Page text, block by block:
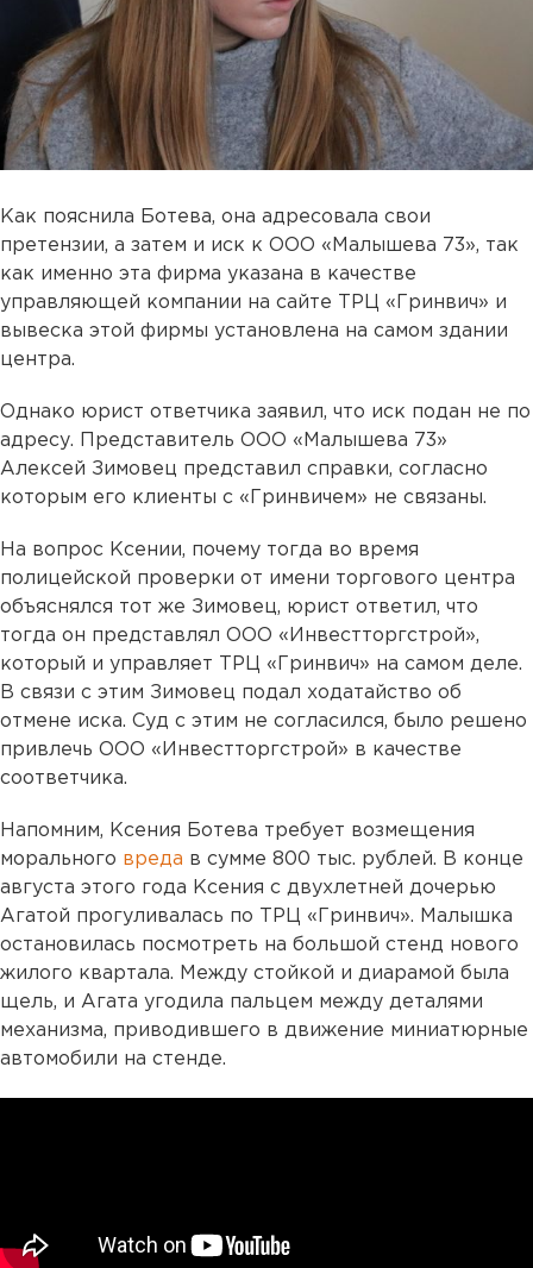
Как пояснила Ботева, она адресовала свои
претензии, а затем и иск к ООО «Малышева 73», так
как именно эта фирма указана в качестве
управляющей компании на сайте ТРЦ «Гринвич» и
вывеска этой фирмы установлена на самом здании
центра.
Однако юрист ответчика заявил, что иск подан не по
адресу. Представитель ООО «Малышева 73»
Алексей Зимовец представил справки, согласно
которым его клиенты с «Гринвичем» не связаны.
На вопрос Ксении, почему тогда во время
полицейской проверки от имени торгового центра
объяснялся тот же Зимовец, юрист ответил, что
тогда он представлял ООО «Инвестторгстрой»,
который и управляет ТРЦ «Гринвич» на самом деле.
В связи с этим Зимовец подал ходатайство об
отмене иска. Суд с этим не согласился, было решено
привлечь ООО «Инвестторгстрой» в качестве
соответчика.
Напомним, Ксения Ботева требует возмещения
морального вреда в сумме 800 тыс. рублей. В конце
августа этого года Ксения с двухлетней дочерью
Агатой прогуливалась по ТРЦ «Гринвич». Малышка
остановилась посмотреть на большой стенд нового
жилого квартала. Между стойкой и диарамой была
щель, и Агата угодила пальцем между деталями
механизма, приводившего в движение миниатюрные
автомобили на стенде.